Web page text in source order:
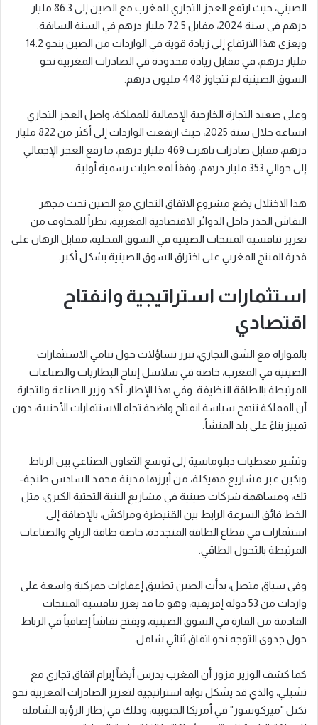
الصيني، حيث ارتفع العجز التجاري للمغرب مع الصين إلى 86.3 مليار
درهم في سنة 2024، مقابل 72.5 مليار درهم في السنة السابقة.
ويعزى هذا الارتفاع إلى زيادة قوية في الواردات من الصين بنحو 14.2
مليار درهم، في مقابل زيادة محدودة في الصادرات المغربية نحو
السوق الصينية لم تتجاوز 448 مليون درهم.
وعلى صعيد التجارة الخارجية الإجمالية للمملكة، واصل العجز التجاري
اتساعه خلال سنة 2025، حيث ارتفعت الواردات إلى أكثر من 822 مليار
درهم، مقابل صادرات ناهزت 469 مليار درهم، ما رفع العجز الإجمالي
إلى حوالي 353 مليار درهم، وفقاً لمعطيات رسمية أولية.
هذا الاختلال يضع مشروع الاتفاق التجاري مع الصين تحت مجهر
النقاش الحذر داخل الدوائر الاقتصادية المغربية، نظراً للمخاوف من
تعزيز تنافسية المنتجات الصينية في السوق المحلية، مقابل الرهان على
قدرة المنتج المغربي على اختراق السوق الصينية بشكل أكبر.
استثمارات استراتيجية وانفتاح
اقتصادي
بالموازاة مع الشق التجاري، تبرز تساؤلات حول تنامي الاستثمارات
الصينية في المغرب، خاصة في سلاسل إنتاج البطاريات والصناعات
المرتبطة بالطاقة النظيفة. وفي هذا الإطار، أكد وزير الصناعة والتجارة
أن المملكة تنهج سياسة انفتاح واضحة تجاه الاستثمارات الأجنبية، دون
تمييز بناءً على بلد المنشأ.
وتشير معطيات دبلوماسية إلى توسع التعاون الصناعي بين الرباط
وبكين عبر مشاريع مهيكلة، من أبرزها مدينة محمد السادس طنجة-
تك، ومساهمة شركات صينية في مشاريع البنية التحتية الكبرى، مثل
الخط فائق السرعة الرابط بين القنيطرة ومراكش، بالإضافة إلى
استثمارات في قطاع الطاقة المتجددة، خاصة طاقة الرياح والصناعات
المرتبطة بالتحول الطاقي.
وفي سياق متصل، بدأت الصين تطبيق إعفاءات جمركية واسعة على
واردات من 53 دولة إفريقية، وهو ما قد يعزز تنافسية المنتجات
القادمة من القارة في السوق الصينية، ويفتح نقاشاً إضافياً في الرباط
حول جدوى التوجه نحو اتفاق ثنائي شامل.
كما كشف الوزير مزور أن المغرب يدرس أيضاً إبرام اتفاق تجاري مع
تشيلي، والذي قد يشكل بوابة استراتيجية لتعزيز الصادرات المغربية نحو
تكتل "ميركوسور" في أمريكا الجنوبية، وذلك في إطار الرؤية الشاملة